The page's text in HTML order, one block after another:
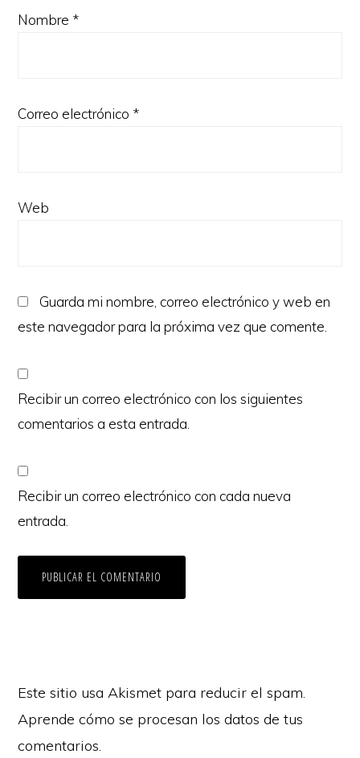
Nombre *
Correo electrónico *
Web
Guarda mi nombre, correo electrónico y web en
este navegador para la próxima vez que comente.
Recibir un correo electrónico con los siguientes
comentarios a esta entrada.
Recibir un correo electrónico con cada nueva
entrada.
Este sitio usa Akismet para reducir el spam.
Aprende cómo se procesan los datos de tus
comentarios.